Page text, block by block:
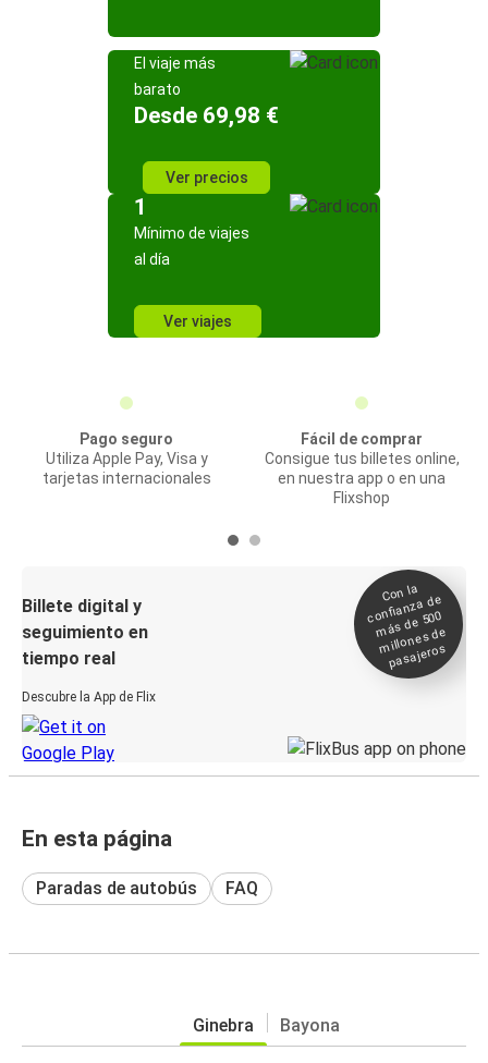
El viaje más
barato
Desde 69,98 €
Ver precios
1
Mínimo de viajes
al día
Ver viajes
Pago seguro
Utiliza Apple Pay, Visa y
tarjetas internacionales
Fácil de comprar
Consigue tus billetes online,
en nuestra app o en una
Flixshop
Billete digital y
seguimiento en
tiempo real
Descubre la App de Flix
Con la
confianza de
más de 500
millones de
pasajeros
En esta página
Paradas de autobús FAQ
Ginebra Bayona